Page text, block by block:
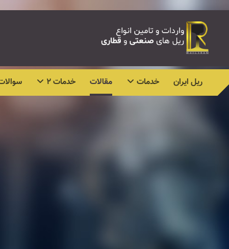
ریل ایران خدمات مقالات خدمات ۲